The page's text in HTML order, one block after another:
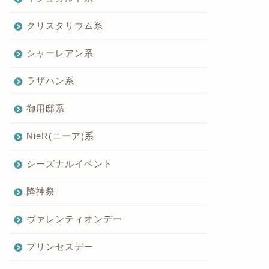
クリスタリウム系
シャーレアン系
ラザハン系
御用邸系
NieR(ニーア)系
シーズナルイベント
降神祭
ヴァレンティオンデー
プリンセスデー